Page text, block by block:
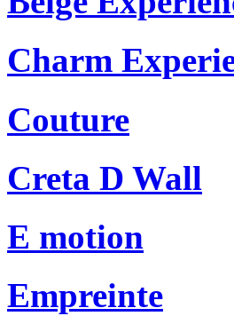
Charm
Couture
Creta D Wall
E motion
Empreinte